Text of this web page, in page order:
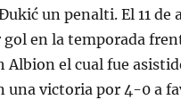
un penalti. El 11 de
en la temporada
Albion el cual fue
una victoria por 4-0 a